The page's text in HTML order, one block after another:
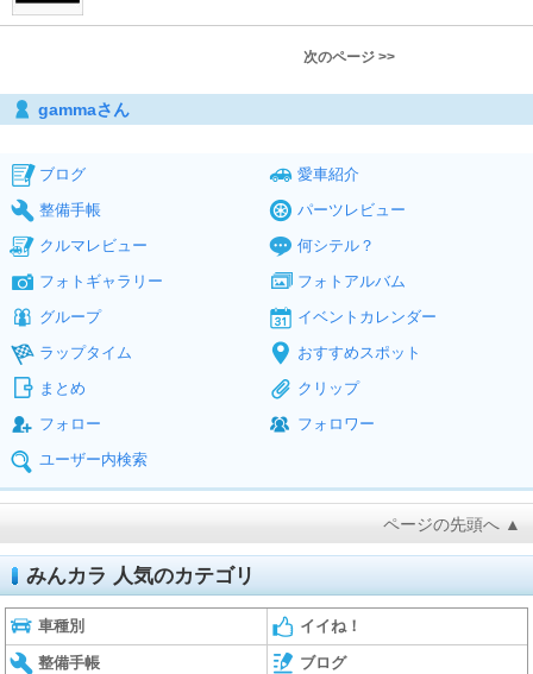
次のページ >>
gammaさん
ブログ
愛車紹介
整備手帳
パーツレビュー
クルマレビュー
何シテル？
フォトギャラリー
フォトアルバム
グループ
イベントカレンダー
ラップタイム
おすすめスポット
まとめ
クリップ
フォロー
フォロワー
ユーザー内検索
ページの先頭へ ▲
みんカラ 人気のカテゴリ
車種別 イイね！
整備手帳 ブログ